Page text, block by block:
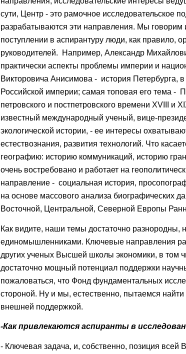
сути, Центр - это рамочное исследовательское
разрабатываются эти направления. Мы говорим
поступлении в аспирантуру люди, как правило,
руководителей. Например, Александр
практически аспекты проблемы империи и
Викторовича Анисимова - история Петербурга,
Российской империи; самая топовая его тема -
петровского и постпетровского времени XVIII
известный международный ученый, вице-
экологической истории, - ее интересы
естествознания, развития технологий. Что
географию: историю коммуникаций, историю
очень востребовано и работает на
направление - социальная история,
на основе массового анализа биографических
Восточной, Центральной, Северной Европы
Как видите, наши темы достаточно
единомышленниками. Ключевые направления
других ученых Высшей школы экономики, в том
достаточно мощный потенциал поддержки
пожаловаться, что Фонд фундаментальных
стороной. Ну и мы, естественно, пытаемся
внешней поддержкой.
-Как привлекаются аспиранты в
- Ключевая задача, и, собственно, позиция всей